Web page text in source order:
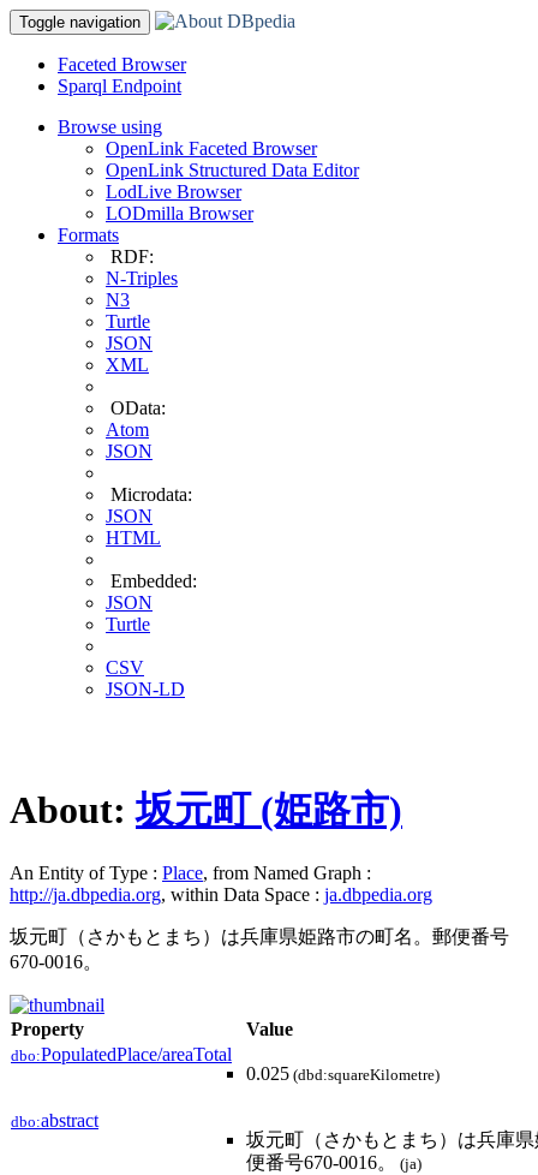
Toggle navigation
Faceted Browser
Sparql Endpoint
Browse using
OpenLink Faceted Browser
OpenLink Structured Data Editor
LodLive Browser
LODmilla Browser
Formats
RDF:
N-Triples
N3
Turtle
JSON
XML
OData:
Atom
JSON
Microdata:
JSON
HTML
Embedded:
JSON
Turtle
CSV
JSON-LD
About:坂元町 (姫路市)
An Entity of Type : Place, from Named Graph :
http://ja.dbpedia.org, within Data Space : ja.dbpedia.org
坂元町（さかもとまち）は兵庫県姫路市の町名。郵便番号
670-0016。
Property Value
dbo:PopulatedPlace/areaTotal
0.025 (dbd:squareKilometre)
dbo:abstract
坂元町（さかもとまち）は兵庫
便番号670-0016。
(ja)